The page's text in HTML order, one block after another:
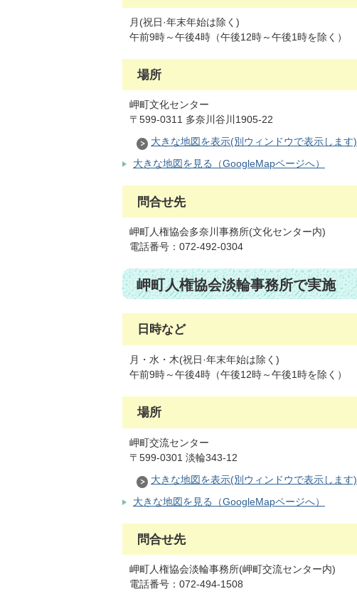
月(祝日·年末年始は除く)
午前9時～午後4時（午後12時～午後1時を除く）
場所
岬町文化センター
〒599-0311 多奈川谷川1905-22
大きな地図を表示(別ウィンドウで表示します)
大きな地図を見る（GoogleMapページへ）
問合せ先
岬町人権協会多奈川事務所(文化センター内)
電話番号：072-492-0304
岬町人権協会淡輪事務所で実施
日時など
月・水・木(祝日·年末年始は除く)
午前9時～午後4時（午後12時～午後1時を除く）
場所
岬町交流センター
〒599-0301 淡輪343-12
大きな地図を表示(別ウィンドウで表示します)
大きな地図を見る（GoogleMapページへ）
問合せ先
岬町人権協会淡輪事務所(岬町交流センター内)
電話番号：072-494-1508